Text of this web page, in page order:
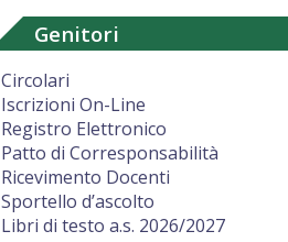
Genitori
Circolari
Iscrizioni On-Line
Registro Elettronico
Patto di Corresponsabilità
Ricevimento Docenti
Sportello d’ascolto
Libri di testo a.s. 2026/2027